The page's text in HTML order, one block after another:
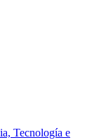
Tecnología e